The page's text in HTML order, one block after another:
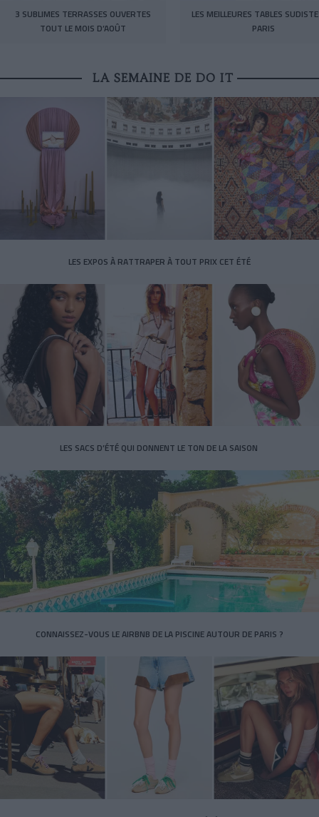
3 SUBLIMES TERRASSES OUVERTES
TOUT LE MOIS D’AOÛT
LES MEILLEURES TABLES
PARIS
LA SEMAINE DE DO IT
LES EXPOS À RATTRAPER À TOUT PRIX CET ÉTÉ
LES SACS D’ÉTÉ QUI DONNENT LE TON DE LA SAISON
CONNAISSEZ-VOUS LE AIRBNB DE LA PISCINE AUTOUR DE PARIS ?